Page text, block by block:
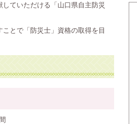
ていただける「山口県自主防災
とで「防災士」資格の取得を目